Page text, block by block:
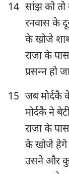
14 सांझ को
रनवास के
के खोजे
राजा के
प्रसन्‍न हो
15 जब मोर्दकै
मोर्दकै ने
राजा के
के खोजे हेगे
उसने और